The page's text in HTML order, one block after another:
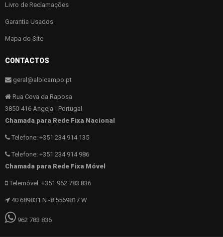
Livro de Reclamações
Garantia Usados
Mapa do Site
CONTACTOS
geral@albicampo.pt
Rua Cova da Raposa
3850-416 Angeja - Portugal
Chamada para Rede Fixa Nacional
Telefone: +351 234 914 135
Telefone: +351 234 914 986
Chamada para Rede Fixa Móvel
Telemóvel: +351 962 783 836
40.689831 N -8.5569817 W
962 783 836